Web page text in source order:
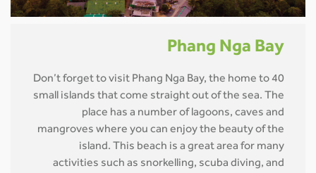
Phang Nga Bay
Don’t forget to visit Phang Nga Bay, the home to 40
small islands that come straight out of the sea. The
place has a number of lagoons, caves and
mangroves where you can enjoy the beauty of the
island. This beach is a great area for many
activities such as snorkelling, scuba diving, and